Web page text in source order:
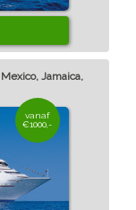
Jamaica,
vanaf
€1000,-